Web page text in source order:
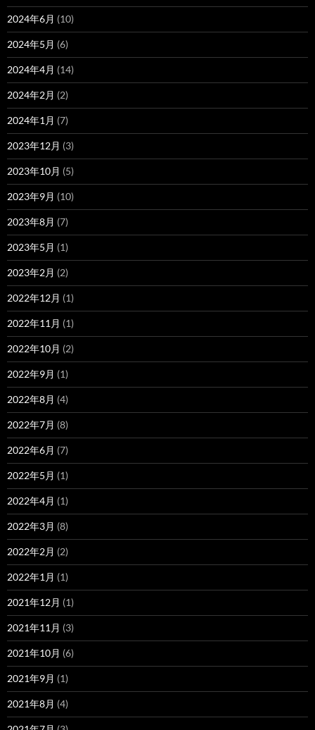
2024年6月 (10)
2024年5月 (6)
2024年4月 (14)
2024年2月 (2)
2024年1月 (7)
2023年12月 (3)
2023年10月 (5)
2023年9月 (10)
2023年8月 (7)
2023年5月 (1)
2023年2月 (2)
2022年12月 (1)
2022年11月 (1)
2022年10月 (2)
2022年9月 (1)
2022年8月 (4)
2022年7月 (8)
2022年6月 (7)
2022年5月 (1)
2022年4月 (1)
2022年3月 (8)
2022年2月 (2)
2022年1月 (1)
2021年12月 (1)
2021年11月 (3)
2021年10月 (6)
2021年9月 (1)
2021年8月 (4)